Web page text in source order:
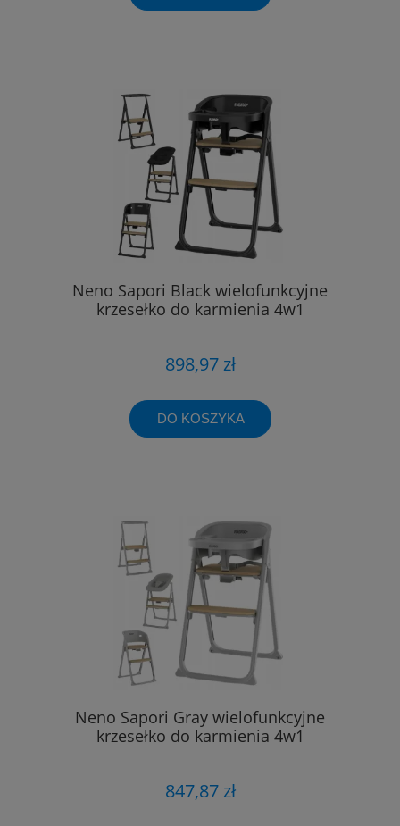
Neno Sapori Black wielofunkcyjne
krzesełko do karmienia 4w1
898,97 zł
DO KOSZYKA
Neno Sapori Gray wielofunkcyjne
krzesełko do karmienia 4w1
847,87 zł